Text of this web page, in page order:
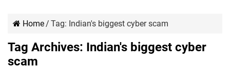
Home/ Tag: Indian's biggest cyber scam
Tag Archives: Indian's biggest cyber
scam